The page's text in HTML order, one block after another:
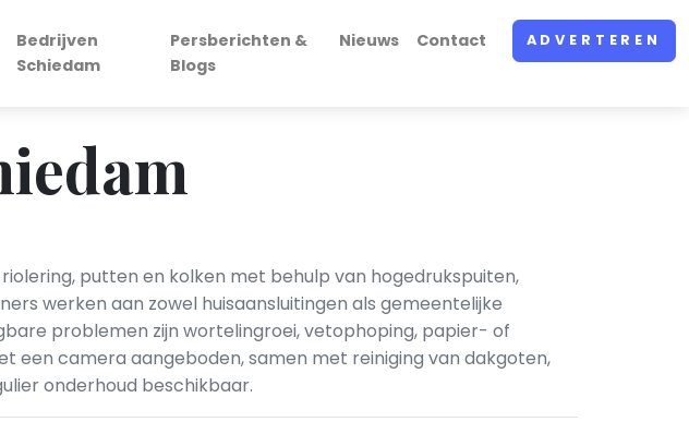
Bedrijven
Schiedam
Persberichten &
Blogs
Nieuws Contact ADVERTEREN
putten en kolken met behulp van hogedrukspuiten,
werken aan zowel huisaansluitingen als gemeentelijke
problemen zijn wortelingroei, vetophoping, papier- of
een camera aangeboden, samen met reiniging van dakgoten,
onderhoud beschikbaar.